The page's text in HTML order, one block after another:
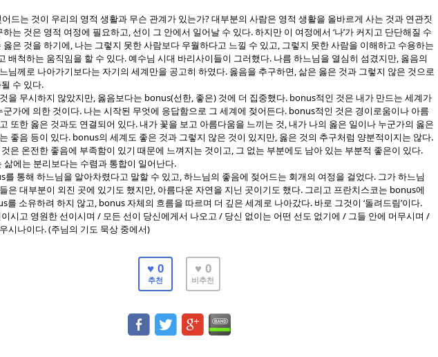
드는 것이 우리의 영적 생활과 무슨 관계가 있는가? 대부분의 사람은 영적 생활을 올바르게 사는 것과 연관짓
하는 것은 영적 여정에 필요하고, 선이 그 안에서 일어날 수 있다. 하지만 이 여정에서 ‘나’가 커지고 단단해질 수
옳은 것을 하기에 , 나는 그렇지 못한 사람보다 우월하다고 느낄 수 있고, 그렇지 못한 사람을 이해하고 수용하는
배척하는 움직임을 할 수 있다. 예수님 시대 바리사이들이 그러했다. 나름 하느님을 열심히 섬겼지만, 옳음의
님께로 나아가기보다는 자기의 세계만을 공고히 하였다. 옳음을 추구하면 , 삶은 옳은 것과 그렇지 않은 것으로
수 있다.
을 무시하지 않았지만, 옳음보다는 bonus(선한, 좋은) 것에 더 집중했다. bonus적인 것은 내가 만드는 세계가
군가에 의한 것이다. 나는 시작된 무엇에 응답함으로 그 세계에 젖어든다. bonus적인 것은 경이로움이나 아름
또한 옳은 것과도 연결되어 있다. 내가 꽃을 보고 아름다움을 느끼는 것 , 내가 나의 옳은 일이나 누군가의 옳은
좋음 등이 있다. bonus의 세계도 좋은 것과 그렇지 않은 것이 있지만, 옳은 것의 추구처럼 양분적이지는 않다.
은 온전한 좋음에 부족함이 있기 때문에 느껴지는 것이고, 그 없는 부분에도 남아 있는 부분적 좋은이 있다.
삶에는 분리보다는 수렴과 통합이 일어난다.
를 통해 하느님을 알아차렸다고 말할 수 있고, 하느님의 좋음에 젖어드는 회개의 여정을 걸었다. 그가 하느님
은 대부분이 외진 곳에 있기도 했지만, 아름다운 자연을 지닌 곳이기도 했다. 그리고 프란치스코는 bonus에
를 소유하려 하지 않고, bonus 자체의 흐름을 따르며 더 깊은 세계로 나아갔다. 바로 그것이 ‘돌려드림’이다.
시고 영원한 선이시며 / 모든 선이 당신에게서 나오고 / 당신 없이는 어떤 선도 없기에 / 그들 안에 머무시며 /
시나이다. (주님의 기도 묵상 중에서)
♥ 0
추천
♥ 0
비추천